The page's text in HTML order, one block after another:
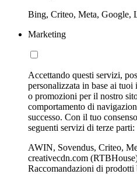
Bing, Criteo, Meta, Google,
Marketing
Accettando questi servizi,
personalizzata in base ai
o promozioni per il nostro
comportamento di
successo. Con il tuo
seguenti servizi di terze parti:
AWIN, Sovendus, Criteo,
creativecdn.com
Raccomandazioni di